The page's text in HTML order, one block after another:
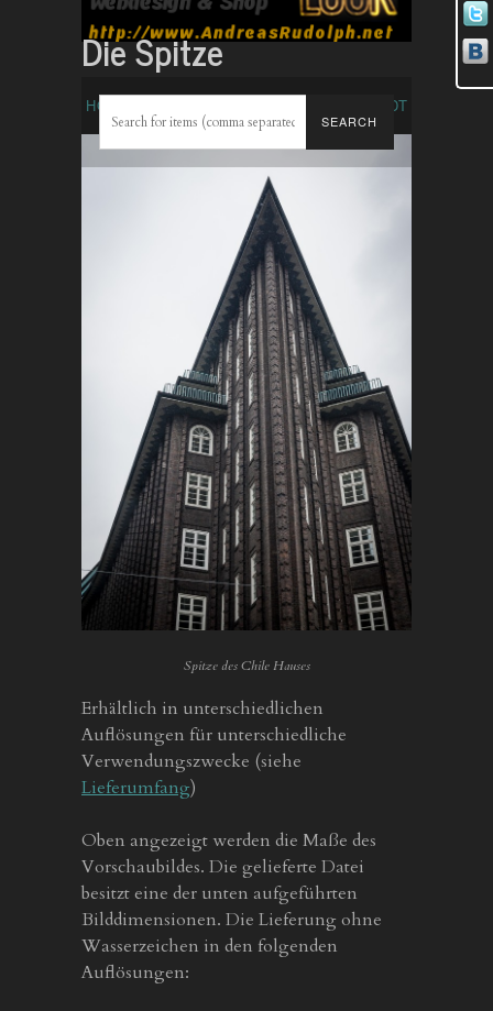
Die Spitze
HOME STADT
Spitze des Chile Hauses
Erhältlich in unterschiedlichen
Auflösungen für unterschiedliche
Verwendungszwecke (siehe
Lieferumfang)
Oben angezeigt werden die Maße des
Vorschaubildes. Die gelieferte Datei
besitzt eine der unten aufgeführten
Bilddimensionen. Die Lieferung ohne
Wasserzeichen in den folgenden
Auflösungen: